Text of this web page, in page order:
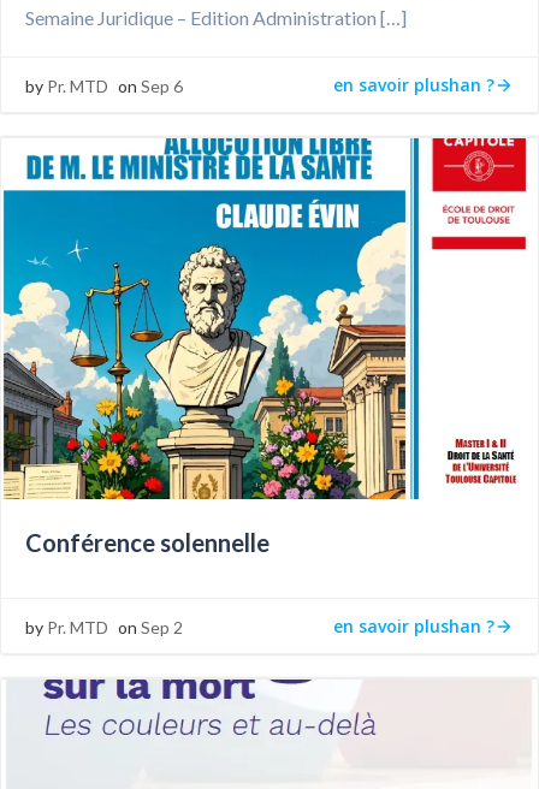
Semaine Juridique – Edition Administration […]
by Pr. MTD on Sep 6 en savoir plushan ?
Conférence solennelle
by Pr. MTD on Sep 2 en savoir plushan ?